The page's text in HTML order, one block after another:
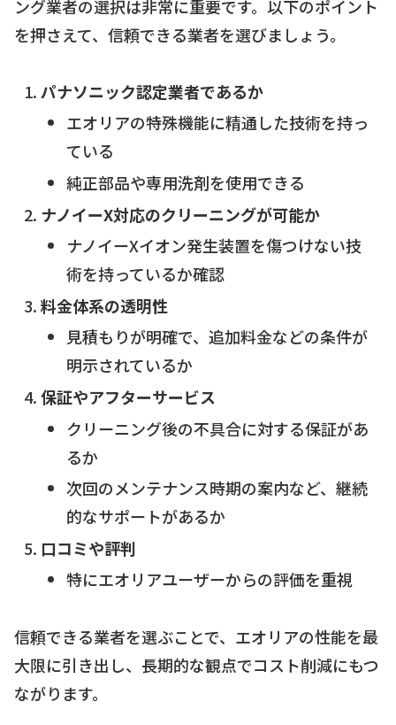
ング業者の選択は非常に重要です。以下のポイント
を押さえて、信頼できる業者を選びましょう。
パナソニック認定業者であるか
エオリアの特殊機能に精通した技術を持っ
ている
純正部品や専用洗剤を使用できる
ナノイーX対応のクリーニングが可能か
ナノイーXイオン発生装置を傷つけない技
術を持っているか確認
料金体系の透明性
見積もりが明確で、追加料金などの条件が
明示されているか
保証やアフターサービス
クリーニング後の不具合に対する保証があ
るか
次回のメンテナンス時期の案内など、継続
的なサポートがあるか
口コミや評判
特にエオリアユーザーからの評価を重視
信頼できる業者を選ぶことで、エオリアの性能を最
大限に引き出し、長期的な観点でコスト削減にもつ
ながります。